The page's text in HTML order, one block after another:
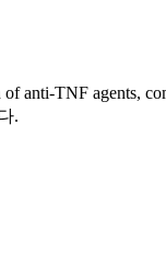
TNF agents,
.